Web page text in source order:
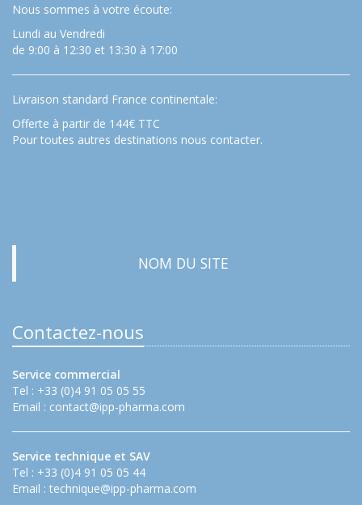
Nous sommes à votre écoute:
Lundi au Vendredi
de 9:00 à 12:30 et 13:30 à 17:00
Livraison standard France continentale:
Offerte à partir de 144€ TTC
Pour toutes autres destinations nous contacter.
…
NOM DU SITE
Contactez-nous
Service commercial
Tel : +33 (0)4 91 05 05 55
Email : contact@ipp-pharma.com
Service technique et SAV
Tel : +33 (0)4 91 05 05 44
Email : technique@ipp-pharma.com